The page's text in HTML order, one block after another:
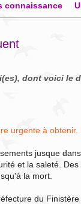
connaissance
dont voici le
urgente à obtenir.
jusque
et la saleté.
la mort.
du